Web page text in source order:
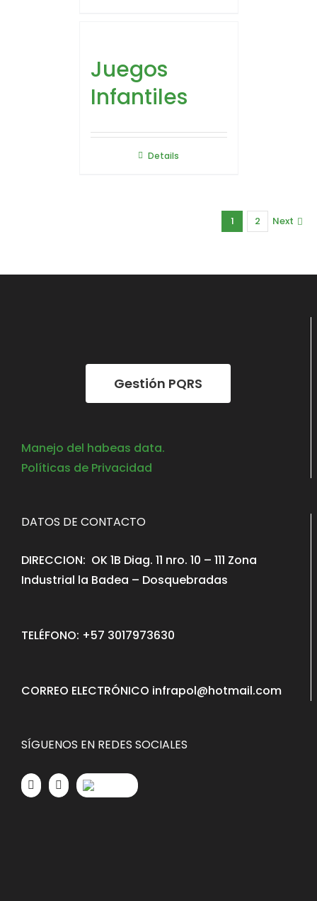
Juegos
Infantiles
Details
1 2 Next
Gestión PQRS
Manejo del habeas data.
Políticas de Privacidad
DATOS DE CONTACTO
DIRECCION: OK 1B Diag. 11 nro. 10 – 111 Zona
Industrial la Badea – Dosquebradas
TELÉFONO: +57 3017973630
CORREO ELECTRÓNICO infrapol@hotmail.com
SÍGUENOS EN REDES SOCIALES